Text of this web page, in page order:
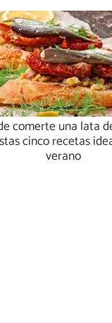
comerte una lata
cinco recetas
verano